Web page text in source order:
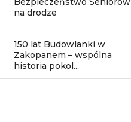
na drodze
150 lat Budowlanki w
Zakopanem – wspólna
historia pokol...